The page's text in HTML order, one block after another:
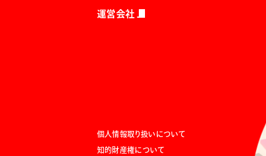
運営会社
個人情報取り扱いについて
知的財産権について